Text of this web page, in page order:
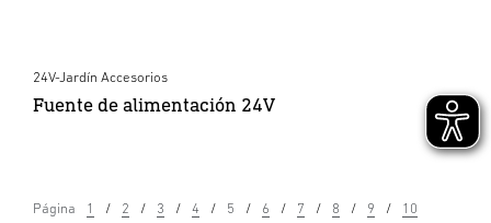
24V-Jardín Accesorios
Fuente de alimentación 24V
Página 1 2 3 4 5 6 7 8 9
10